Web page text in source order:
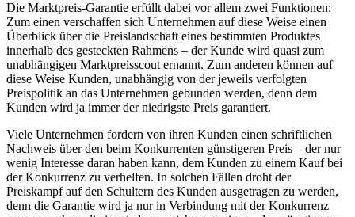
Die Marktpreis-Garantie erfüllt dabei vor allem zwei Funktionen:
Zum einen verschaffen sich Unternehmen auf diese Weise einen
Überblick über die Preislandschaft eines bestimmten Produktes
innerhalb des gesteckten Rahmens – der Kunde wird quasi zum
unabhängigen Marktpreisscout ernannt. Zum anderen können auf
diese Weise Kunden, unabhängig von der jeweils verfolgten
Preispolitik an das Unternehmen gebunden werden, denn dem
Kunden wird ja immer der niedrigste Preis garantiert.
Viele Unternehmen fordern von ihren Kunden einen schriftlichen
Nachweis über den beim Konkurrenten günstigeren Preis – der nur
wenig Interesse daran haben kann, dem Kunden zu einem Kauf bei
der Konkurrenz zu verhelfen. In solchen Fällen droht der
Preiskampf auf den Schultern des Kunden ausgetragen zu werden,
denn die Garantie wird ja nur in Verbindung mit der Konkurrenz